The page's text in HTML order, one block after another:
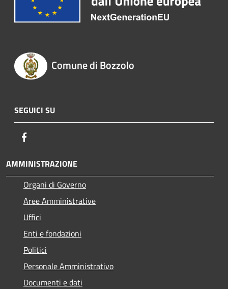
Comune di Bozzolo
SEGUICI SU
AMMINISTRAZIONE
Organi di Governo
Aree Amministrative
Uffici
Enti e fondazioni
Politici
Personale Amministrativo
Documenti e dati